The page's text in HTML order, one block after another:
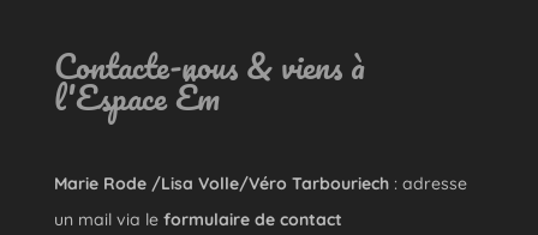
Contacte-nous & viens à
l'Espace Êm
Marie Rode /Lisa Volle/Véro Tarbouriech: adresse
un mail via le formulaire de contact